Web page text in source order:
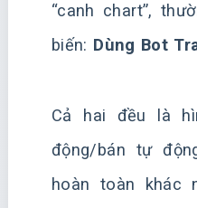
“canh chart”,
biến: Dùng Bot
Cả hai đều là
động/bán tự
hoàn toàn khác